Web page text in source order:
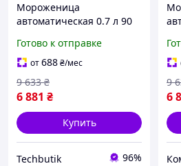
Мороженица
автоматическая 0.7 л 90
Camry BT-15447
Готово к отправке
от688₴/мес
6 881 ₴
9 633 ₴
Купить
Techbutik 96%
6
9